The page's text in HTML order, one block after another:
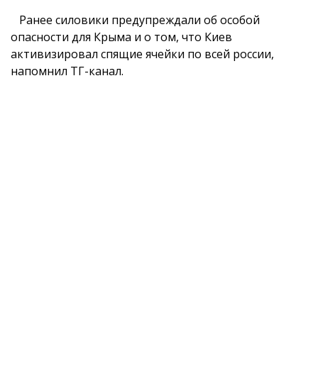
Ранее силовики предупреждали об особой
опасности для Крыма и о том, что Киев
активизировал спящие ячейки по всей россии,
напомнил ТГ-канал.